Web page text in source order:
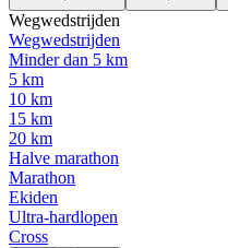
Wegwedstrijden
Wegwedstrijden
Minder dan 5 km
5 km
10 km
15 km
20 km
Halve marathon
Marathon
Ekiden
Ultra-hardlopen
Cross